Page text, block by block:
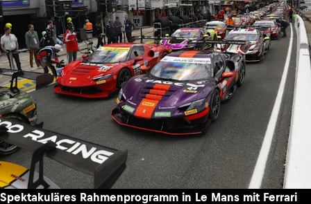
Spektakuläres Rahmenprogramm in Le Mans mit Ferrari